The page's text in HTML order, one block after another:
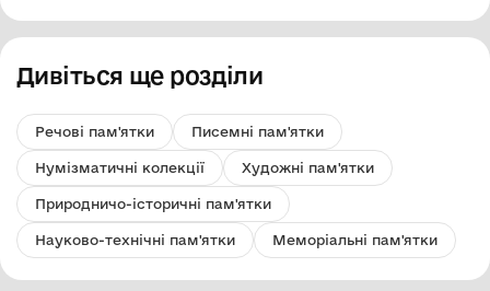
Дивіться ще розділи
Речові пам'ятки Писемні пам'ятки
Нумізматичні колекції Художні пам'ятки
Природничо-історичні пам'ятки
Науково-технічні пам'ятки Меморіальні пам'ятки